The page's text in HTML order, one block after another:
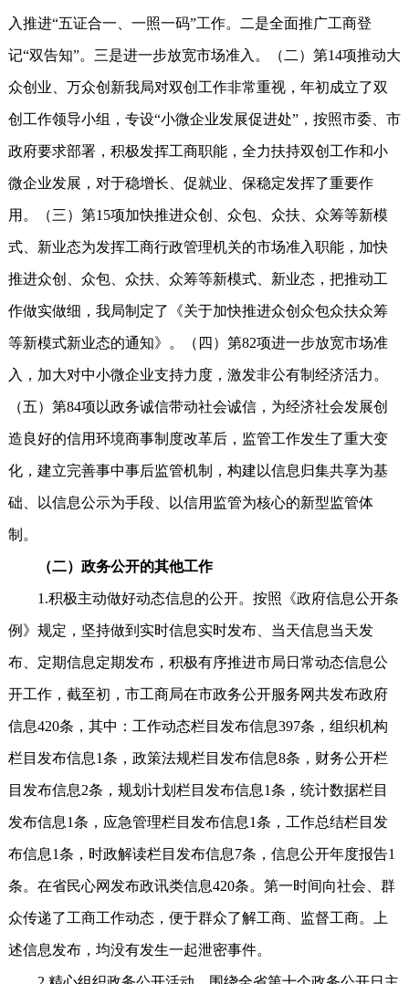
入推进“五证合一、一照一码”工作。二是全面推广工商登
记“双告知”。三是进一步放宽市场准入。（二）第14项推动大
众创业、万众创新我局对双创工作非常重视，年初成立了双
创工作领导小组，专设“小微企业发展促进处”，按照市委、市
政府要求部署，积极发挥工商职能，全力扶持双创工作和小
微企业发展，对于稳增长、促就业、保稳定发挥了重要作
用。（三）第15项加快推进众创、众包、众扶、众筹等新模
式、新业态为发挥工商行政管理机关的市场准入职能，加快
推进众创、众包、众扶、众筹等新模式、新业态，把推动工
作做实做细，我局制定了《关于加快推进众创众包众扶众筹
等新模式新业态的通知》。（四）第82项进一步放宽市场准
入，加大对中小微企业支持力度，激发非公有制经济活力。
（五）第84项以政务诚信带动社会诚信，为经济社会发展创
造良好的信用环境商事制度改革后，监管工作发生了重大变
化，建立完善事中事后监管机制，构建以信息归集共享为基
础、以信息公示为手段、以信用监管为核心的新型监管体
制。
（二）政务公开的其他工作
1.积极主动做好动态信息的公开。按照《政府信息公开条
例》规定，坚持做到实时信息实时发布、当天信息当天发
布、定期信息定期发布，积极有序推进市局日常动态信息公
开工作，截至初，市工商局在市政务公开服务网共发布政府
信息420条，其中：工作动态栏目发布信息397条，组织机构
栏目发布信息1条，政策法规栏目发布信息8条，财务公开栏
目发布信息2条，规划计划栏目发布信息1条，统计数据栏目
发布信息1条，应急管理栏目发布信息1条，工作总结栏目发
布信息1条，时政解读栏目发布信息7条，信息公开年度报告1
条。在省民心网发布政讯类信息420条。第一时间向社会、群
众传递了工商工作动态，便于群众了解工商、监督工商。上
述信息发布，均没有发生一起泄密事件。